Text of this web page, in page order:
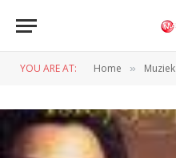
YOU ARE AT: Home » Muziek